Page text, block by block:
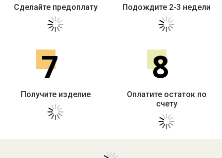
Сделайте предоплату Подождите 2-3 недели
7
Получите изделие
8
Оплатите остаток по
счету